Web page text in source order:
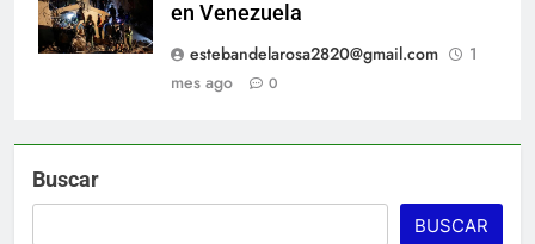
en Venezuela
estebandelarosa2820@gmail.com
1
mes ago
0
Buscar
BUSCAR